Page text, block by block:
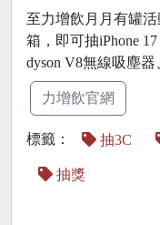
至力增飲月月有罐
箱，即可抽iPhone 17
dyson V8無線吸塵
力增飲官網
標籤： 抽3C
抽獎